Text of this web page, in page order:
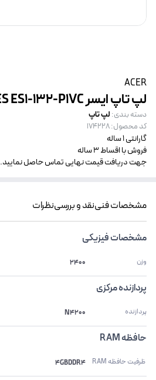
ACER
لپ تاپ ایسر ES1 SERIES ES1-132-P1VC
دسته بندی: لپ تاپ
کد محصول:
174228
گارانتی 1 ساله
فروش با اقساط 3 ساله
جهت دریافت قیمت نهایی تماس حاصل نمایید.
مشخصات فنینقد و بررسینظرات
مشخصات فیزیکی
وزن 2400
پردازنده مرکزی
پردازنده N4200
حافظه RAM
4GBDDR4